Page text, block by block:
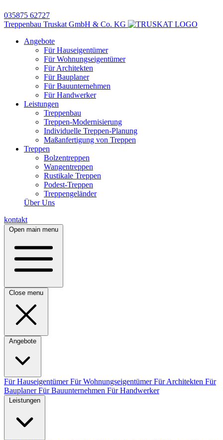
035875 62727
Treppenbau Truskat GmbH & Co. KG
Angebote
Für Hauseigentümer
Für Wohnungseigentümer
Für Architekten
Für Bauplaner
Für Bauunternehmen
Für Handwerker
Leistungen
Treppenbau
Treppen-Modernisierung
Individuelle Treppen-Planung
Maßanfertigung von Treppen
Treppen
Bolzentreppen
Wangentreppen
Rustikale Treppen
Podest-Treppen
Treppengeländer
Über Uns
kontakt
Open main menu
Close menu
Angebote
Für HauseigentümerFür WohnungseigentümerFür Architekten Für
BauplanerFür Bauunternehmen Für Handwerker
Leistungen